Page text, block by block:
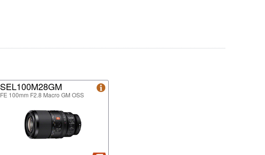
SEL100M28GM
FE 100mm F2.8 Macro GM OSS